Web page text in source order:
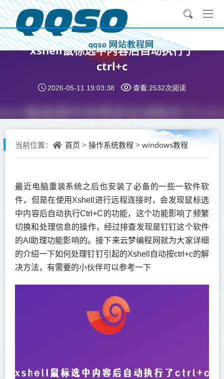
xshell鼠标选中内容后自动执行了
ctrl+c
2026-05-11 19:03:38 查看:2532次阅读
当前位置： 首页 > 操作系统教程 > windows教程
最近电脑重装系统之后也安装了必备的一些一软件软
件，但是在使用Xshell进行远程连接时，会发现鼠标选
中内容后自动执行Ctrl+C的功能，这个功能影响了频繁
切换和处理信息的操作，经过排查发现是钉钉这个软件
的AI助理功能影响的。接下来云梦编程网就为大家详细
的介绍一下如何处理钉钉引起的Xshell自动按ctrl+c的解
决方法，有需要的小伙伴可以参考一下